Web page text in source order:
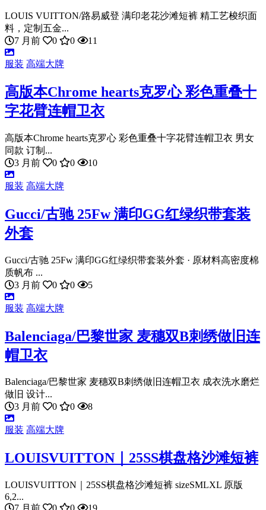
LOUIS VUITTON/路易威登 满印老花沙滩短裤 精工艺梭织面
料，定制五金...
7 月前
0 0 11
服装 高端大牌
高版本Chrome hearts克罗心 彩色重叠十
字花臂连帽卫衣
高版本Chrome hearts克罗心 彩色重叠十字花臂连帽卫衣 男女
同款 订制...
3 月前
0 0 10
服装 高端大牌
Gucci/古驰 25Fw 满印GG红绿织带套装
外套
Gucci/古驰 25Fw 满印GG红绿织带套装外套 · 原材料高密度棉
质帆布 ...
3 月前
0 0 5
服装 高端大牌
Balenciaga/巴黎世家 麦穗双B刺绣做旧连
帽卫衣
Balenciaga/巴黎世家 麦穗双B刺绣做旧连帽卫衣 成衣洗水磨烂
做旧 设计...
3 月前
0 0 8
服装 高端大牌
LOUISVUITTON｜25SS棋盘格沙滩短裤
LOUISVUITTON｜25SS棋盘格沙滩短裤 sizeSMLXL 原版
6,2...